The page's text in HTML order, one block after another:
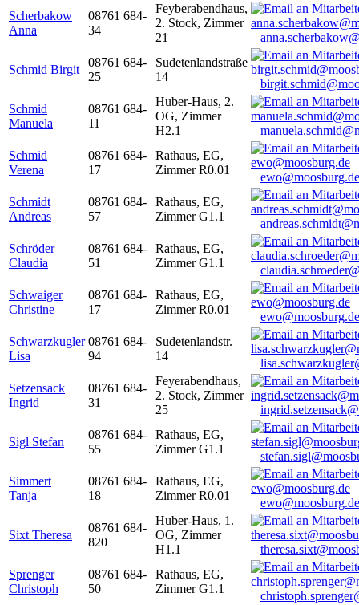
Scherbakow
Anna
08761 684-
34
Feyberabendhaus,
2. Stock, Zimmer
21
Schmid Birgit
08761 684-
25
Sudetenlandstraße
14
Schmid
Manuela
08761 684-
11
Huber-Haus, 2.
OG, Zimmer
H2.1
Schmid
Verena
08761 684-
17
Rathaus, EG,
Zimmer R0.01
ewo@moosburg.de
Schmidt
Andreas
08761 684-
57
Rathaus, EG,
Zimmer G1.1
Schröder
Claudia
08761 684-
51
Rathaus, EG,
Zimmer G1.1
Schwaiger
Christine
08761 684-
17
Rathaus, EG,
Zimmer R0.01
ewo@moosburg.de
Schwarzkugler
Lisa
08761 684-
94
Sudetenlandstr.
14
Setzensack
Ingrid
08761 684-
31
Feyerabendhaus,
2. Stock, Zimmer
25
Sigl Stefan
08761 684-
55
Rathaus, EG,
Zimmer G1.1
Simmert
Tanja
08761 684-
18
Rathaus, EG,
Zimmer R0.01
ewo@moosburg.de
Sixt Theresa
08761 684-
820
Huber-Haus, 1.
OG, Zimmer
H1.1
Sprenger
Christoph
08761 684-
50
Rathaus, EG,
Zimmer G1.1